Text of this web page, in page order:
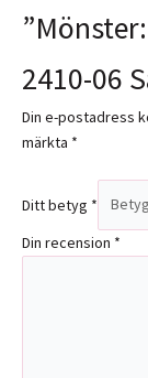
2410-06
Din e-postadress
märkta *
Ditt betyg *
Din recension *